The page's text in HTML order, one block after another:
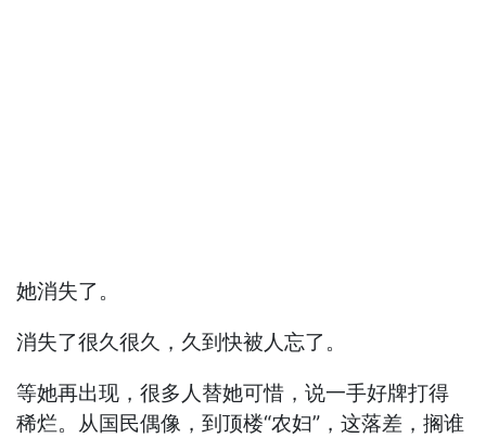
她消失了。
消失了很久很久，久到快被人忘了。
等她再出现，很多人替她可惜，说一手好牌打得
稀烂。从国民偶像，到顶楼“农妇”，这落差，搁谁